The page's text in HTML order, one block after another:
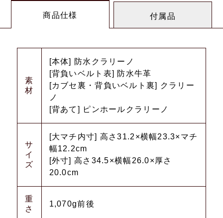
商品仕様 付属品
素
材
[本体] 防水クラリーノ
[背負いベルト表] 防水牛革
[カブセ裏・背負いベルト裏] クラリー
ノ
[背あて] ピンホールクラリーノ
サ
イ
ズ
[大マチ内寸] 高さ31.2×横幅23.3×マチ
幅12.2cm
[外寸] 高さ34.5×横幅26.0×厚さ
20.0cm
重
さ
1,070g前後